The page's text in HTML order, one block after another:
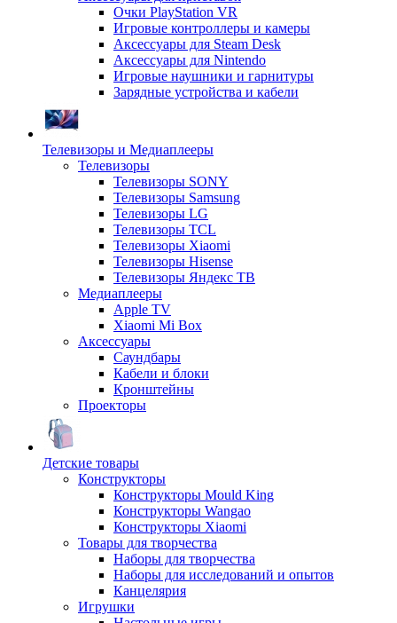
Очки PlayStation VR
Игровые контроллеры и камеры
Аксессуары для Steam Desk
Аксессуары для Nintendo
Игровые наушники и гарнитуры
Зарядные устройства и кабели
Телевизоры и Медиаплееры
Телевизоры
Телевизоры SONY
Телевизоры Samsung
Телевизоры LG
Телевизоры TCL
Телевизоры Xiaomi
Телевизоры Hisense
Телевизоры Яндекс ТВ
Медиаплееры
Apple TV
Xiaomi Mi Box
Аксессуары
Саундбары
Кабели и блоки
Кронштейны
Проекторы
Детские товары
Конструкторы
Конструкторы Mould King
Конструкторы Wangao
Конструкторы Xiaomi
Товары для творчества
Наборы для творчества
Наборы для исследований и опытов
Канцелярия
Игрушки